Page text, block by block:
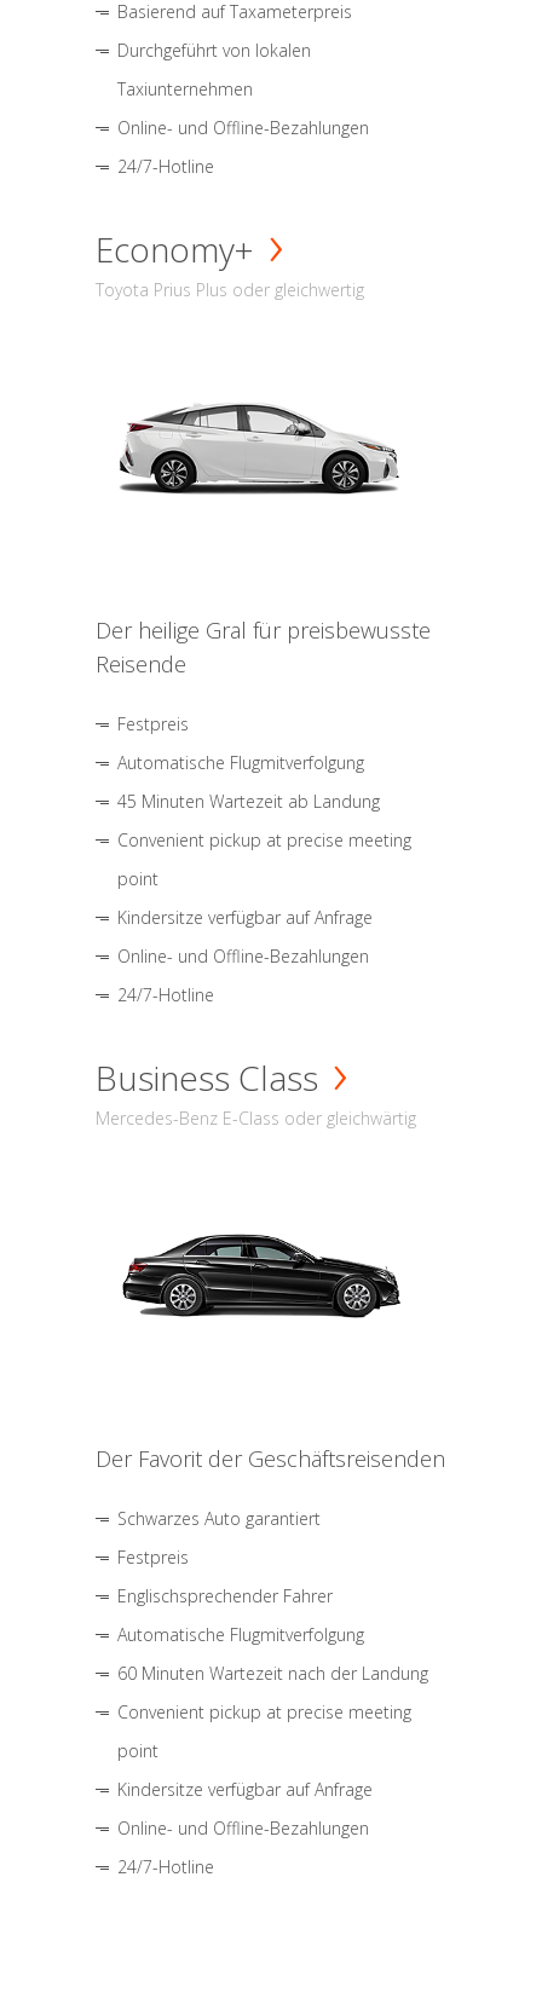
Basierend auf Taxameterpreis
Durchgeführt von lokalen
Taxiunternehmen
Online- und Offline-Bezahlungen
24/7-Hotline
Economy+
Toyota Prius Plus oder gleichwertig
Der heilige Gral für preisbewusste
Reisende
Festpreis
Automatische Flugmitverfolgung
45 Minuten Wartezeit ab Landung
Convenient pickup at precise meeting
point
Kindersitze verfügbar auf Anfrage
Online- und Offline-Bezahlungen
24/7-Hotline
Business Class
Mercedes-Benz E-Class oder gleichwärtig
Der Favorit der Geschäftsreisenden
Schwarzes Auto garantiert
Festpreis
Englischsprechender Fahrer
Automatische Flugmitverfolgung
60 Minuten Wartezeit nach der Landung
Convenient pickup at precise meeting
point
Kindersitze verfügbar auf Anfrage
Online- und Offline-Bezahlungen
24/7-Hotline